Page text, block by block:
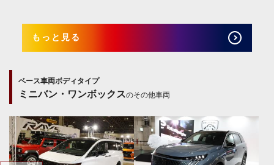
もっと見る
ベース車両ボディタイプ
ミニバン・ワンボックスのその他車両